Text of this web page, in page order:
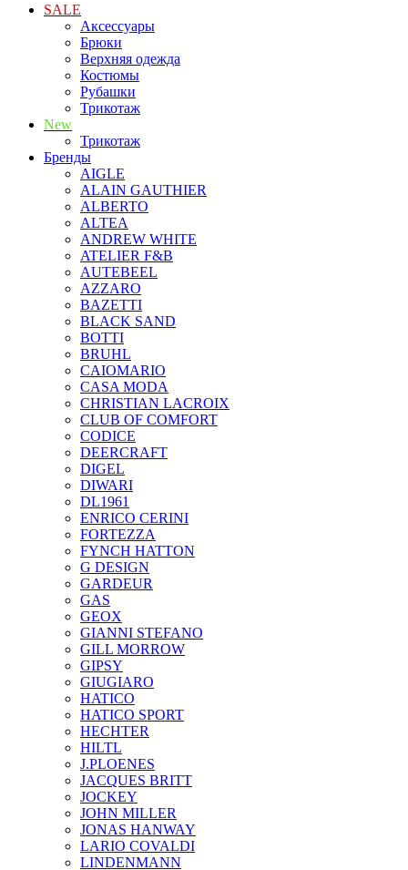
SALE
Аксессуары
Брюки
Верхняя одежда
Костюмы
Рубашки
Трикотаж
New
Трикотаж
Бренды
AIGLE
ALAIN GAUTHIER
ALBERTO
ALTEA
ANDREW WHITE
ATELIER F&B
AUTEBEEL
AZZARO
BAZETTI
BLACK SAND
BOTTI
BRUHL
CAIOMARIO
CASA MODA
CHRISTIAN LACROIX
CLUB OF COMFORT
CODICE
DEERCRAFT
DIGEL
DIWARI
DL1961
ENRICO CERINI
FORTEZZA
FYNCH HATTON
G DESIGN
GARDEUR
GAS
GEOX
GIANNI STEFANO
GILL MORROW
GIPSY
GIUGIARO
HATICO
HATICO SPORT
HECHTER
HILTL
J.PLOENES
JAСQUES BRITT
JOCKEY
JOHN MILLER
JONAS HANWAY
LARIO COVALDI
LINDENMANN